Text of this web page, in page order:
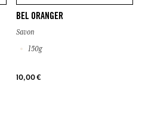
BEL ORANGER
Savon
150g
10,00 €